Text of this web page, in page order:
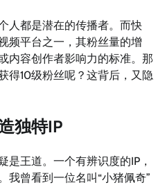
人都是潜在的传播者。而快
频平台之一，其粉丝量的增
内容创作者影响力的标准。那
得10级粉丝呢？这背后，又隐
独特IP
是王道。一个有辨识度的IP，
我曾看到一位名叫“小猪佩奇”